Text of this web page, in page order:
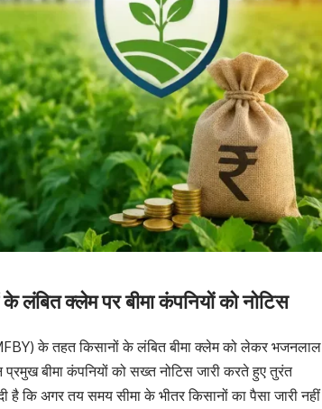
क्लेम पर बीमा कंपनियों को नोटिस
के तहत किसानों के लंबित बीमा क्लेम को लेकर भजनलाल
बीमा कंपनियों को सख्त नोटिस जारी करते हुए तुरंत
है कि अगर तय समय सीमा के भीतर किसानों का पैसा जारी नहीं